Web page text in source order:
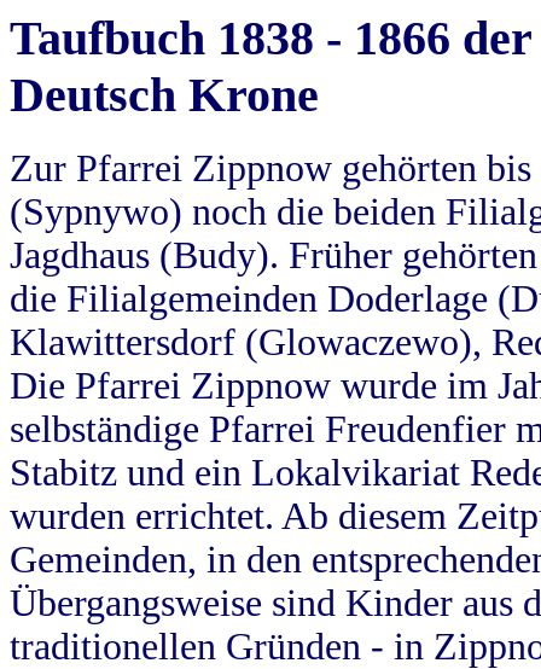
Taufbuch 1838 - 1866
Deutsch Krone
Zur Pfarrei Zippnow gehörten
(Sypnywo) noch die beiden
Jagdhaus (Budy). Früher
die Filialgemeinden Doderlage
Klawittersdorf (Glowaczewo),
Die Pfarrei Zippnow wurde im
selbständige Pfarrei Freudenfier
Stabitz und ein Lokalvikariat
wurden errichtet. Ab diesem
Gemeinden, in den
Übergangsweise sind Kinder aus
traditionellen Gründen - in